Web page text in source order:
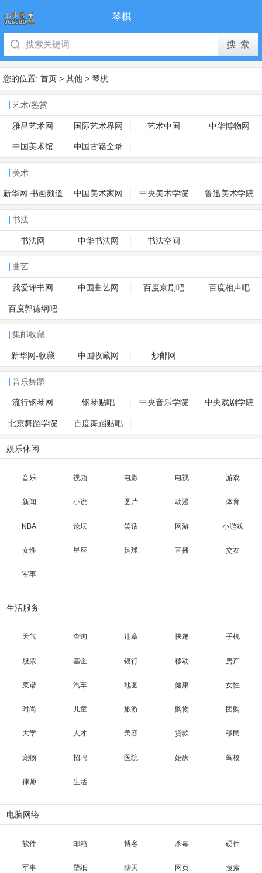
琴棋
您的位置: 首页 > 其他 > 琴棋
艺术/鉴赏
雅昌艺术网 国际艺术界网 艺术中国 中华博物网
中国美术馆 中国古籍全录
美术
新华网-书画频道 中国美术家网 中央美术学院 鲁迅美术学院
书法
书法网 中华书法网 书法空间
曲艺
我爱评书网 中国曲艺网 百度京剧吧 百度相声吧
百度郭德纲吧
集邮收藏
新华网-收藏 中国收藏网 炒邮网
音乐舞蹈
流行钢琴网 钢琴贴吧 中央音乐学院 中央戏剧学院
北京舞蹈学院 百度舞蹈贴吧
娱乐休闲
音乐 视频 电影 电视 游戏
新闻 小说 图片 动漫 体育
NBA 论坛 笑话 网游 小游戏
女性 星座 足球 直播 交友
军事
生活服务
天气 查询 违章 快递 手机
股票 基金 银行 移动 房产
菜谱 汽车 地图 健康 女性
时尚 儿童 旅游 购物 团购
大学 人才 美容 贷款 移民
宠物 招聘 医院 婚庆 驾校
律师 生活
电脑网络
软件 邮箱 博客 杀毒 硬件
军事 壁纸 聊天 网页 搜索